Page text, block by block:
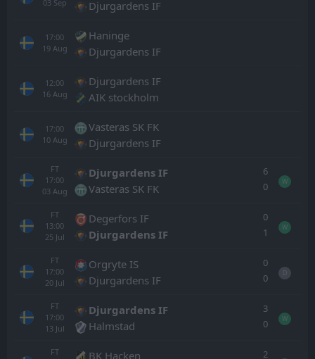
03 Sep
Djurgardens IF
17:00
19 Aug
Haninge
Djurgardens IF
12:00
16 Aug
Djurgardens IF
AIK stockholm
17:00
10 Aug
Vasteras SK FK
Djurgardens IF
FT
17:00
03 Aug
Djurgardens IF
Vasteras SK FK
6
0
W
FT
13:00
25 Jul
Degerfors IF
Djurgardens IF
0
1
W
FT
17:00
20 Jul
Orgryte IS
Djurgardens IF
0
0
D
FT
17:00
13 Jul
Djurgardens IF
Halmstad
3
0
W
FT
BK Hacken 2